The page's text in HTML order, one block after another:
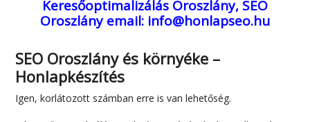
Keresőoptimalizálás Oroszlány, SEO
Oroszlányemail: info@honlapseo.hu
SEO Oroszlány és környéke –
Honlapkészítés
Igen, korlátozott számban erre is van lehetőség.